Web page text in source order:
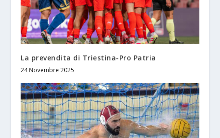
La prevendita di Triestina-Pro Patria
24 Novembre 2025